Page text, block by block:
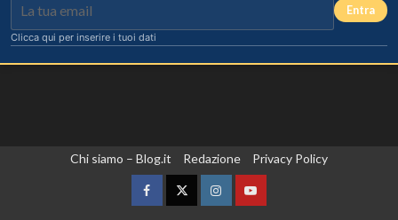
Chi siamo – Blog.it Redazione Privacy Policy
FacebookTwitterInstagramYouTube
Entra
Clicca qui per inserire i tuoi dati